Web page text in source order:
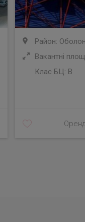
Район:
Вакантні
Клас БЦ: B